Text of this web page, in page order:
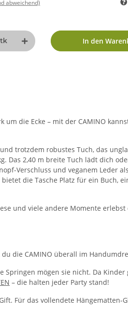
abweichend)
In den
um die Ecke – mit der CAMINO
trotzdem robustes Tuch, das
Das 2,40 m breite Tuch lädt dich
Verschluss und veganem Leder
die Tasche Platz für ein Buch,
und viele andere Momente erlebst
die CAMINO überall im
Springen mögen sie nicht. Da
– die halten jeder Party stand!
Für das vollendete Hängematten-